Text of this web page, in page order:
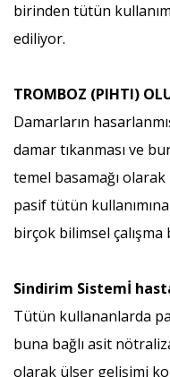
birinden tütün
ediliyor.
TROMBOZ (PIHTI)
Damarların
damar tıkanması ve
temel basamağı
pasif tütün
birçok bilimsel
Sindirim Sistemİ
Tütün kullananlarda
buna bağlı asit
olarak ülser gelişimi